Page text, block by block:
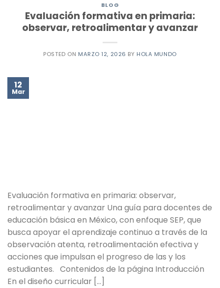
BLOG
Evaluación formativa en primaria:
observar, retroalimentar y avanzar
POSTED ON MARZO 12, 2026 BY HOLA MUNDO
12
Mar
Evaluación formativa en primaria: observar,
retroalimentar y avanzar Una guía para docentes de
educación básica en México, con enfoque SEP, que
busca apoyar el aprendizaje continuo a través de la
observación atenta, retroalimentación efectiva y
acciones que impulsan el progreso de las y los
estudiantes. Contenidos de la página Introducción
En el diseño curricular […]